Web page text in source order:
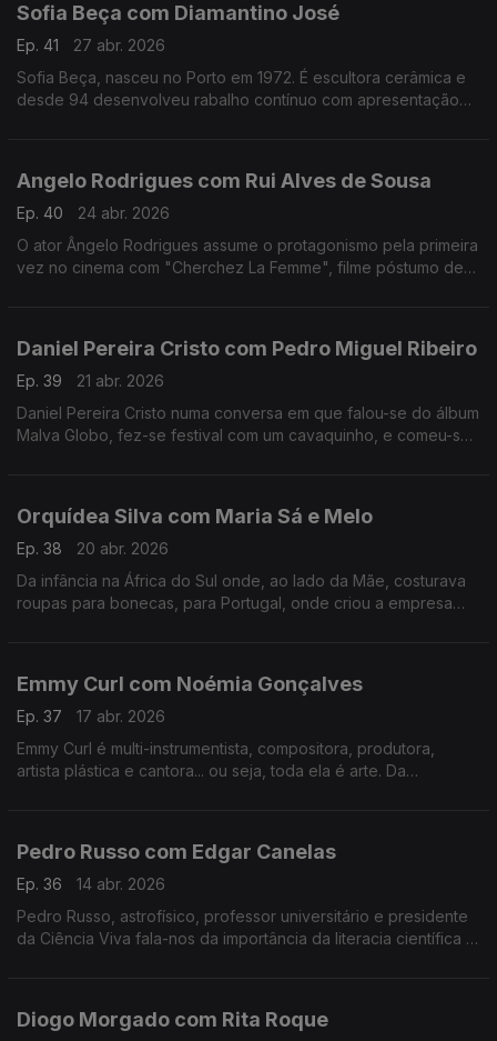
Sofia Beça com Diamantino José
Ep. 41
27 abr. 2026
Sofia Beça, nasceu no Porto em 1972. É escultora cerâmica e
desde 94 desenvolveu rabalho contínuo com apresentação
Angelo Rodrigues com Rui Alves de Sousa
Ep. 40
24 abr. 2026
O ator Ângelo Rodrigues assume o protagonismo pela primeira
vez no cinema com "Cherchez La Femme", filme póstumo de
Daniel Pereira Cristo com Pedro Miguel Ribeiro
Ep. 39
21 abr. 2026
Daniel Pereira Cristo numa conversa em que falou-se do álbum
Malva Globo, fez-se festival com um cavaquinho, e comeu-se
Orquídea Silva com Maria Sá e Melo
Ep. 38
20 abr. 2026
Da infância na África do Sul onde, ao lado da Mãe, costurava
roupas para bonecas, para Portugal, onde criou a empresa
Emmy Curl com Noémia Gonçalves
Ep. 37
17 abr. 2026
Emmy Curl é multi-instrumentista, compositora, produtora,
artista plástica e cantora... ou seja, toda ela é arte. Da
Pedro Russo com Edgar Canelas
Ep. 36
14 abr. 2026
Pedro Russo, astrofísico, professor universitário e presidente
da Ciência Viva fala-nos da importância da literacia científica e
Diogo Morgado com Rita Roque